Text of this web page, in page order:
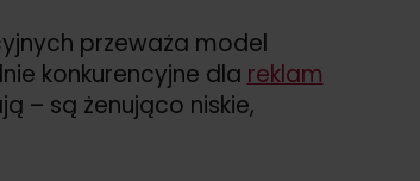
przeważa model
konkurencyjne dla reklam
– są żenująco niskie,